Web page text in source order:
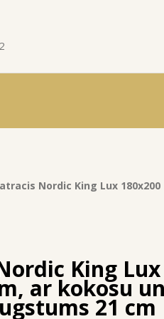
Nordic King Lux
King Lux
ar kokosu
21 cm